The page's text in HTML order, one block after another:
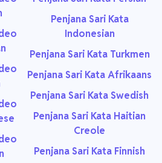
Penjana Sari Kata
Indonesian
Penjana Sari Kata Turkmen
Penjana Sari Kata Afrikaans
Penjana Sari Kata Swedish
Penjana Sari Kata Haitian
Creole
Penjana Sari Kata Finnish